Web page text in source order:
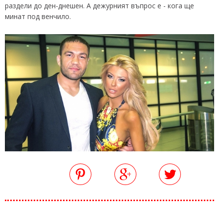
раздели до ден-днешен. А дежурният въпрос е - кога ще
минат под венчило.